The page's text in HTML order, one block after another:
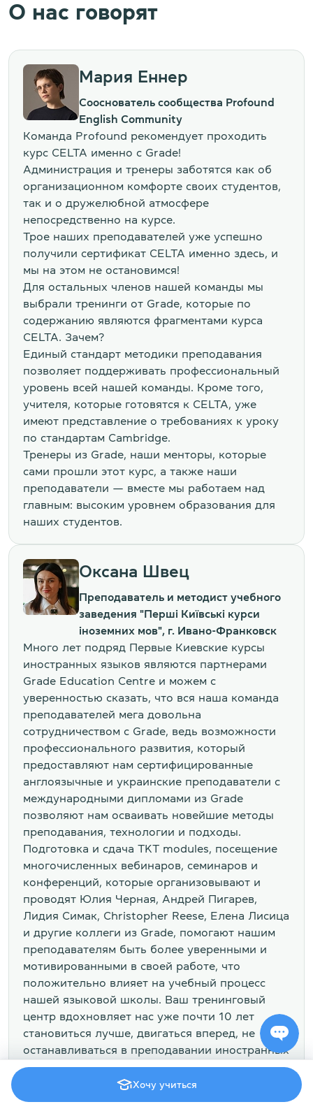
О нас говорят
Мария Еннер
Сооснователь сообщества Profound
English Community
Команда Profound рекомендует проходить
курс CELTA именно с Grade!
Администрация и тренеры заботятся как об
организационном комфорте своих студентов,
так и о дружелюбной атмосфере
непосредственно на курсе.
Трое наших преподавателей уже успешно
получили сертификат CELTA именно здесь, и
мы на этом не остановимся!
Для остальных членов нашей команды мы
выбрали тренинги от Grade, которые по
содержанию являются фрагментами курса
CELTA. Зачем?
Единый стандарт методики преподавания
позволяет поддерживать профессиональный
уровень всей нашей команды. Кроме того,
учителя, которые готовятся к CELTA, уже
имеют представление о требованиях к уроку
по стандартам Cambridge.
Тренеры из Grade, наши менторы, которые
сами прошли этот курс, а также наши
преподаватели — вместе мы работаем над
главным: высоким уровнем образования для
наших студентов.
Оксана Швец
Преподаватель и методист учебного
заведения "Перші Київські курси
іноземних мов", г. Ивано-Франковск
Много лет подряд Первые Киевские курсы
иностранных языков являются партнерами
Grade Education Centre и можем с
уверенностью сказать, что вся наша команда
преподавателей мега довольна
сотрудничеством с Grade, ведь возможности
профессионального развития, который
предоставляют нам сертифицированные
англоязычные и украинские преподаватели с
международными дипломами из Grade
позволяют нам осваивать новейшие методы
преподавания, технологии и подходы.
Подготовка и сдача TKT modules, посещение
многочисленных вебинаров, семинаров и
конференций, которые организовывают и
проводят Юлия Черная, Андрей Пигарев,
Лидия Симак, Christopher Reese, Елена Лисица
и другие коллеги из Grade, помогают нашим
преподавателям быть более уверенными и
мотивированными в своей работе, что
положительно влияет на учебный процесс
нашей языковой школы. Ваш тренинговый
центр вдохновляет нас уже почти 10 лет
становиться лучше, двигаться вперед, не
останавливаться в преподавании иностранных
языков.
Хочу учиться